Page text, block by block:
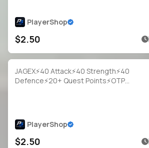
PlayerShop
$2.50
JAGEX⚡40 Attack⚡40 Strength⚡40
Defence⚡20+ Quest Points⚡OTP
PlayerShop
$2.50